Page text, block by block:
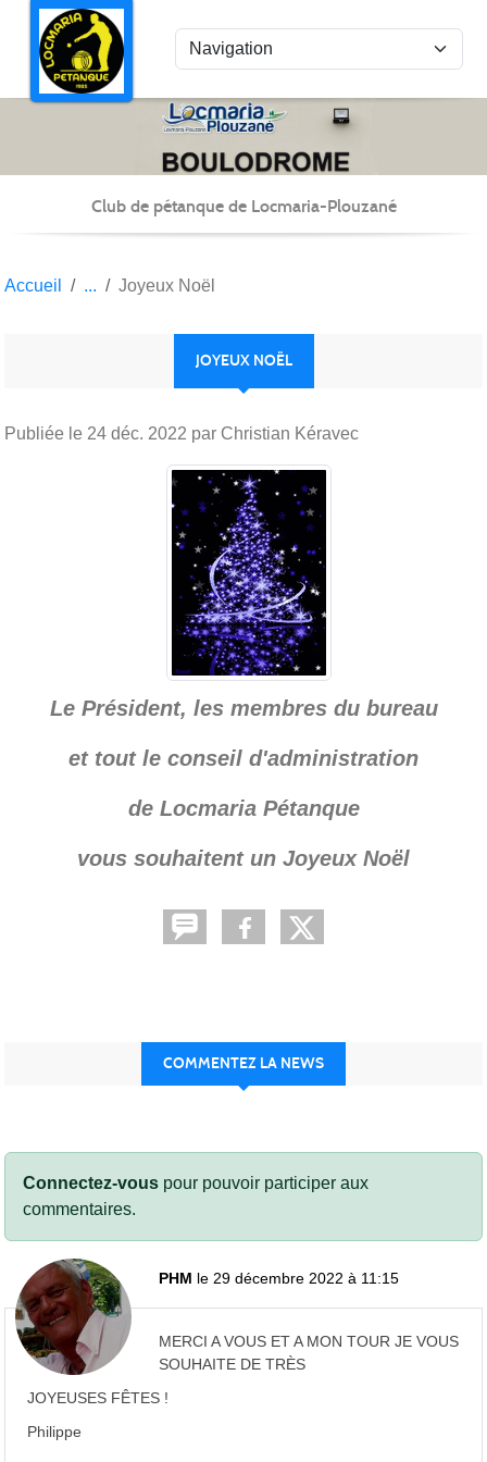
Club de pétanque de Locmaria-Plouzané
Accueil Joyeux Noël
JOYEUX NOËL
Publiée le 24 déc. 2022 par Christian Kéravec
Le Président, les membres du bureau
et tout le conseil d'administration
de Locmaria Pétanque
vous souhaitent un Joyeux Noël
COMMENTEZ LA NEWS
Connectez-vous pour pouvoir participer aux
commentaires.
PHM le 29 décembre 2022 à 11:15
MERCI A VOUS ET A MON TOUR JE VOUS
SOUHAITE DE TRÈS
JOYEUSES FÊTES !
Philippe
Panneau de gestion des cookies